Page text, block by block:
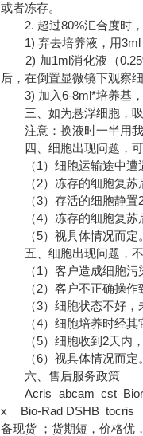
或者冻存。
2. 超过80%汇合度时，
1) 弃去培养液，用3ml
2) 加1ml消化液（
后，在倒置显微镜下观察
3) 加入6-8ml*培养基，
三、如为悬浮细胞，吸
注意：换液时一半用我
四、细胞出现问题，可
（1）细胞运输途中遭遇
（2）冻存的细胞复苏
（3）存活的细胞静置
（4）冻存的细胞复苏后
（5）视具体情况而定。
五、细胞出现问题，不
（1）客户造成细胞污
（2）客户不正确操作
（3）细胞状态不好，
（4）细胞培养时经其
（5）细胞收到2天内，
（6）视具体情况而定。
六、售后服务政策
Acris abcam cst
x Bio-Rad DSHB tocris
备现货 ；货期短，价格优